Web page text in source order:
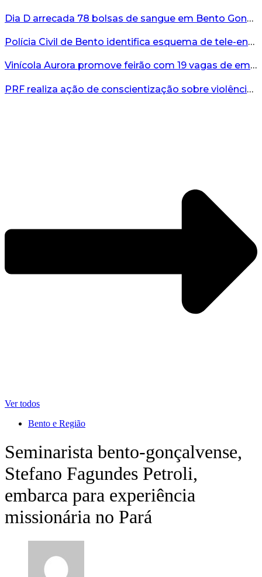
Dia D arrecada 78 bolsas de sangue em Bento Gonçalves...
Polícia Civil de Bento identifica esquema de tele-entrega de drogas comandado de dentro de presídio...
Vinícola Aurora promove feirão com 19 vagas de emprego em Bento Gonçalves...
PRF realiza ação de conscientização sobre violência contra a mulher durante o Agosto Lilás...
Ver todos
Bento e Região
Seminarista bento-gonçalvense,
Stefano Fagundes Petroli,
embarca para experiência
missionária no Pará